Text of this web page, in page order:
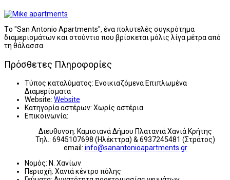
Tο "San Antonio Apartments", ένα πολυτελές συγκρότημα
διαμερισμάτων και στούντιο που βρίσκεται μόλις λίγα μέτρα από
τη θάλασσα.
Πρόσθετες Πληροφορίες
Τύπος καταλύματος: Ενοικιαζόμενα Επιπλωμένα
Διαμερίσματα
Website: Website
Κατηγορία αστέρων: Χωρίς αστέρια
Επικοινωνία:
Διευθυνση: Καμισιανά Δήμου Πλατανιά Χανιά Κρήτης
Τηλ.: 6945107698 (Ηλέκττρα) & 6937245481 (Στράτος)
email: info@sanantonioapartments.gr
Νομός: Ν. Χανίων
Περιοχή: Χανιά κέντρο πόλης